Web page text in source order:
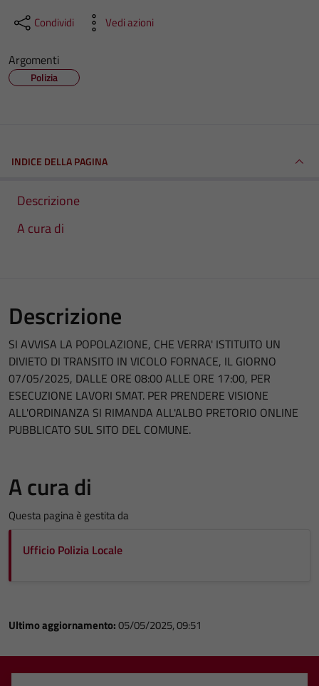
Condividi Vedi azioni
Argomenti
Polizia
INDICE DELLA PAGINA
Descrizione
A cura di
Descrizione
SI AVVISA LA POPOLAZIONE, CHE VERRA' ISTITUITO UN
DIVIETO DI TRANSITO IN VICOLO FORNACE, IL GIORNO
07/05/2025, DALLE ORE 08:00 ALLE ORE 17:00, PER
ESECUZIONE LAVORI SMAT. PER PRENDERE VISIONE
ALL'ORDINANZA SI RIMANDA ALL'ALBO PRETORIO ONLINE
PUBBLICATO SUL SITO DEL COMUNE.
A cura di
Questa pagina è gestita da
Ufficio Polizia Locale
Ultimo aggiornamento:05/05/2025, 09:51